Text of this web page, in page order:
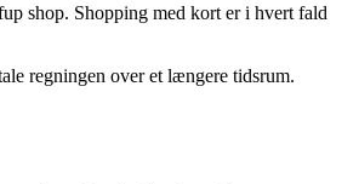
shop. Shopping med kort er i hvert fald
regningen over et længere tidsrum.